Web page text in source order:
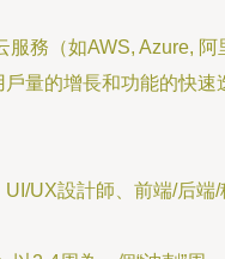
服務（如AWS, Azure, 阿
量的增長和功能的快速
UX設計師、前端/后端/